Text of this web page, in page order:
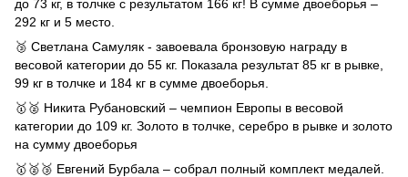
до 73 кг, в толчке с результатом 166 кг! В сумме двоеборья –
292 кг и 5 место.
🥉 Светлана Самуляк - завоевала бронзовую награду в
весовой категории до 55 кг. Показала результат 85 кг в рывке,
99 кг в толчке и 184 кг в сумме двоеборья.
🥇🥈 Никита Рубановский – чемпион Европы в весовой
категории до 109 кг. Золото в толчке, серебро в рывке и золото
на сумму двоеборья
🥇🥈🥉 Евгений Бурбала – собрал полный комплект медалей.